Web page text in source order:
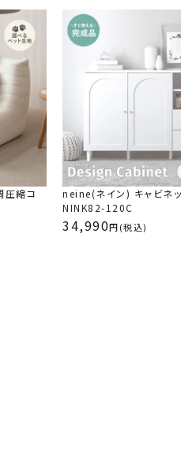
プボア調圧縮1Pソファ
って、レビューにも書きましたが
り切れ。次にひとり用のソファを
たら在庫切りになると思って
かってましたが、まあ、大丈夫
です。お値段も手頃で組み立て
圧縮コ
neine(ネイン) キャビネッ
NINK82-120C
34,990 (税込)